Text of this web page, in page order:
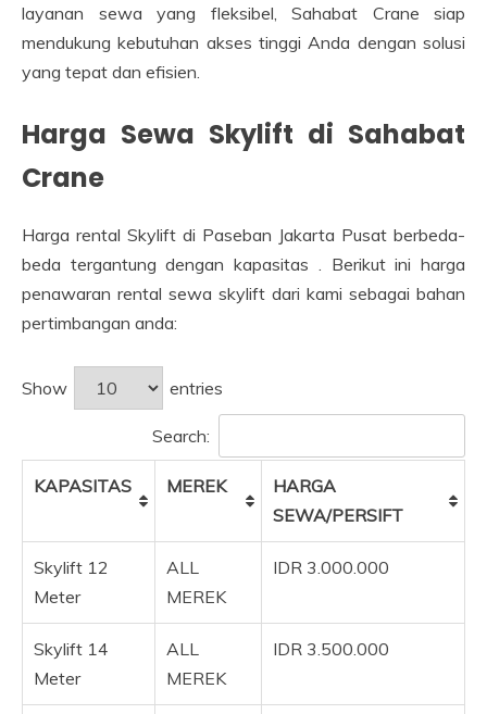
layanan sewa yang fleksibel, Sahabat Crane siap
mendukung kebutuhan akses tinggi Anda dengan solusi
yang tepat dan efisien.
Harga Sewa Skylift di Sahabat
Crane
Harga rental Skylift di Paseban Jakarta Pusat berbeda-
beda tergantung dengan kapasitas . Berikut ini harga
penawaran rental sewa skylift dari kami sebagai bahan
pertimbangan anda:
Show entries
Search:
KAPASITAS MEREK
HARGA
SEWA/PERSIFT
Skylift 12
Meter
ALL
MEREK
IDR 3.000.000
Skylift 14
Meter
ALL
MEREK
IDR 3.500.000